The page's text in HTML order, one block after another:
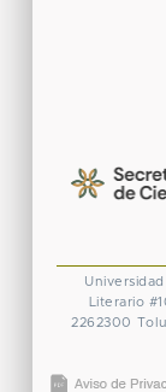
Literario
2262300